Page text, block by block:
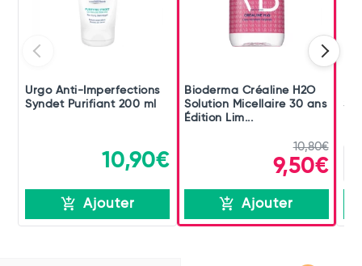
Urgo Anti-Imperfections
Syndet Purifiant 200 ml
10,90€
Ajouter
Bioderma Créaline H2O
Solution Micellaire 30 ans
Édition Lim...
10,80€
9,50€
Ajouter